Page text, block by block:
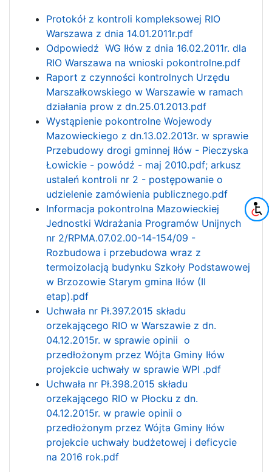
Protokół z kontroli kompleksowej RIO
Warszawa z dnia 14.01.2011r.pdf
Odpowiedź WG Iłów z dnia 16.02.2011r. dla
RIO Warszawa na wnioski pokontrolne.pdf
Raport z czynności kontrolnych Urzędu
Marszałkowskiego w Warszawie w ramach
działania prow z dn.25.01.2013.pdf
Wystąpienie pokontrolne Wojewody
Mazowieckiego z dn.13.02.2013r. w sprawie
Przebudowy drogi gminnej Iłów - Pieczyska
Łowickie - powódź - maj 2010.pdf; arkusz
ustaleń kontroli nr 2 - postępowanie o
udzielenie zamówienia publicznego.pdf
Informacja pokontrolna Mazowieckiej
Jednostki Wdrażania Programów Unijnych
nr 2/RPMA.07.02.00-14-154/09 -
Rozbudowa i przebudowa wraz z
termoizolacją budynku Szkoły Podstawowej
w Brzozowie Starym gmina Iłów (II
etap).pdf
Uchwała nr Pł.397.2015 składu
orzekającego RIO w Warszawie z dn.
04.12.2015r. w sprawie opinii o
przedłożonym przez Wójta Gminy Iłów
projekcie uchwały w sprawie WPI .pdf
Uchwała nr Pł.398.2015 składu
orzekającego RIO w Płocku z dn.
04.12.2015r. w prawie opinii o
przedłożonym przez Wójta Gminy Iłów
projekcie uchwały budżetowej i deficycie
na 2016 rok.pdf